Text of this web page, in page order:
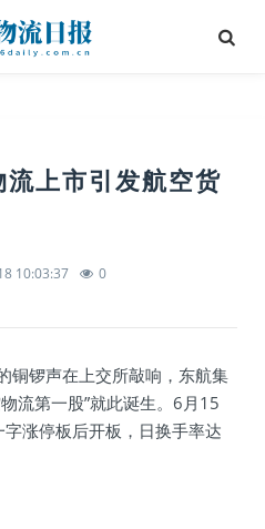
上市引发航空货
10:03:37 0
铜锣声在上交所敲响，东航集
流第一股”就此诞生。6月15
涨停板后开板，日换手率达